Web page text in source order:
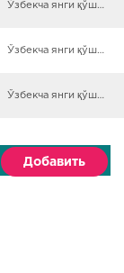
Ўзбекча янги қўшиқлар
Ўзбекча янги қўшиқлар
Ўзбекча янги қўшиқлар
Добавить